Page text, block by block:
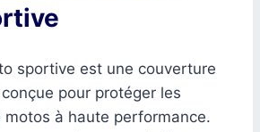
sportive est une couverture
pour protéger les
motos à haute performance.